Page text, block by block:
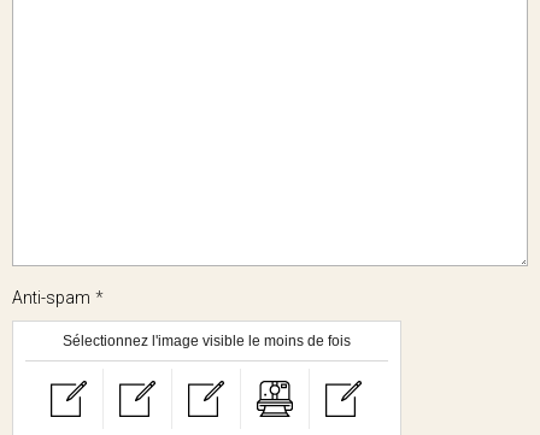
Anti-spam
Sélectionnez l'image visible le moins de fois